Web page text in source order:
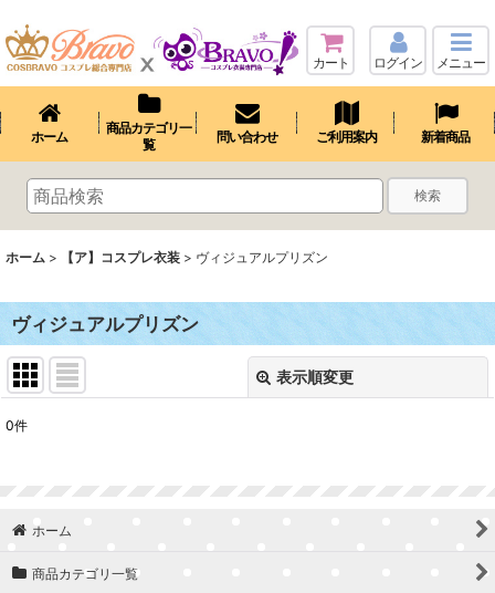
カート ログイン メニュー
ホーム
商品カテゴリ一
覧
問い合わせ ご利用案内 新着商品
検索
ホーム > 【ア】コスプレ衣装 > ヴィジュアルプリズン
ヴィジュアルプリズン
表示順変更
0件
ホーム
商品カテゴリ一覧